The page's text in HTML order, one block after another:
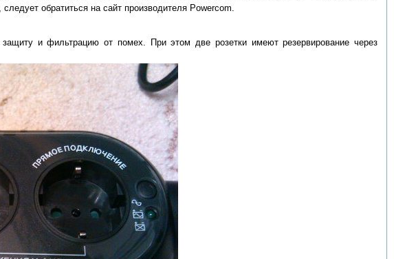
обратиться на сайт производителя Powercom.
и фильтрацию от помех. При этом две розетки имеют резервирование через